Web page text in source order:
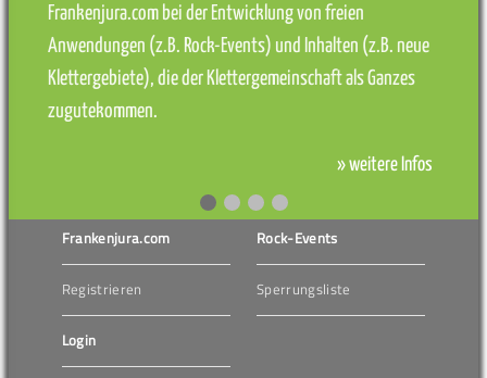
Frankenjura.com bei der Entwicklung von freien
Anwendungen (z.B. Rock-Events) und Inhalten (z.B. neue
Klettergebiete), die der Klettergemeinschaft als Ganzes
zugutekommen.
» weitere Infos
Frankenjura.com
Registrieren
Login
Rock-Events
Sperrungsliste